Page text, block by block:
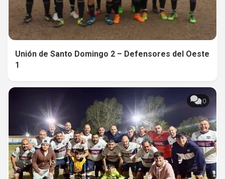
Unión de Santo Domingo 2 – Defensores del Oeste
1
0